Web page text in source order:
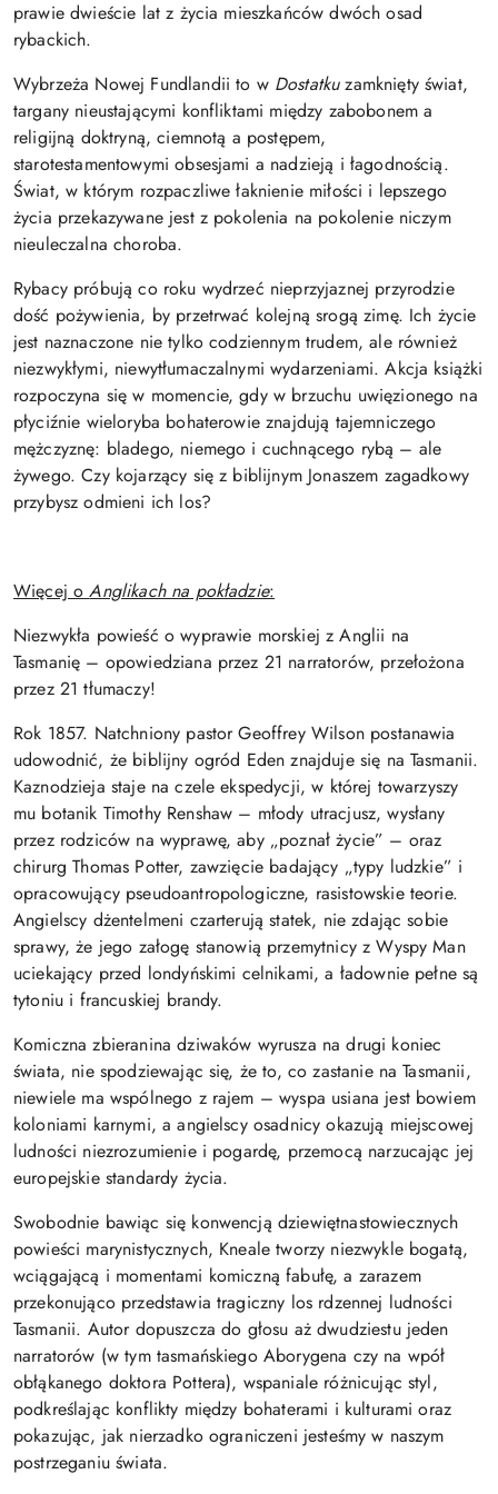
prawie dwieście lat z życia mieszkańców dwóch osad
rybackich.
Wybrzeża Nowej Fundlandii to w Dostatkuzamknięty świat,
targany nieustającymi konfliktami między zabobonem a
religijną doktryną, ciemnotą a postępem,
starotestamentowymi obsesjami a nadzieją i łagodnością.
Świat, w którym rozpaczliwe łaknienie miłości i lepszego
życia przekazywane jest z pokolenia na pokolenie niczym
nieuleczalna choroba.
Rybacy próbują co roku wydrzeć nieprzyjaznej przyrodzie
dość pożywienia, by przetrwać kolejną srogą zimę. Ich życie
jest naznaczone nie tylko codziennym trudem, ale również
niezwykłymi, niewytłumaczalnymi wydarzeniami. Akcja książki
rozpoczyna się w momencie, gdy w brzuchu uwięzionego na
płyciźnie wieloryba bohaterowie znajdują tajemniczego
mężczyznę: bladego, niemego i cuchnącego rybą – ale
żywego. Czy kojarzący się z biblijnym Jonaszem zagadkowy
przybysz odmieni ich los?
Więcej oAnglikach na pokładzie:
Niezwykła powieść o wyprawie morskiej z Anglii na
Tasmanię – opowiedziana przez 21 narratorów, przełożona
przez 21 tłumaczy!
Rok 1857. Natchniony pastor Geoffrey Wilson postanawia
udowodnić, że biblijny ogród Eden znajduje się na Tasmanii.
Kaznodzieja staje na czele ekspedycji, w której towarzyszy
mu botanik Timothy Renshaw – młody utracjusz, wysłany
przez rodziców na wyprawę, aby „poznał życie” – oraz
chirurg Thomas Potter, zawzięcie badający „typy ludzkie” i
opracowujący pseudoantropologiczne, rasistowskie teorie.
Angielscy dżentelmeni czarterują statek, nie zdając sobie
sprawy, że jego załogę stanowią przemytnicy z Wyspy Man
uciekający przed londyńskimi celnikami, a ładownie pełne są
tytoniu i francuskiej brandy.
Komiczna zbieranina dziwaków wyrusza na drugi koniec
świata, nie spodziewając się, że to, co zastanie na Tasmanii,
niewiele ma wspólnego z rajem – wyspa usiana jest bowiem
koloniami karnymi, a angielscy osadnicy okazują miejscowej
ludności niezrozumienie i pogardę, przemocą narzucając jej
europejskie standardy życia.
Swobodnie bawiąc się konwencją dziewiętnastowiecznych
powieści marynistycznych, Kneale tworzy niezwykle bogatą,
wciągającą i momentami komiczną fabułę, a zarazem
przekonująco przedstawia tragiczny los rdzennej ludności
Tasmanii. Autor dopuszcza do głosu aż dwudziestu jeden
narratorów (w tym tasmańskiego Aborygena czy na wpół
obłąkanego doktora Pottera), wspaniale różnicując styl,
podkreślając konflikty między bohaterami i kulturami oraz
pokazując, jak nierzadko ograniczeni jesteśmy w naszym
postrzeganiu świata.